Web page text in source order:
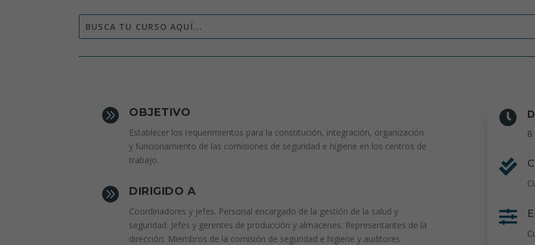
 OBJETIVO
Establecer los requerimientos para la constitución, integración, organización
y funcionamiento de las comisiones de seguridad e higiene en los centros de
trabajo.
 DIRIGIDO A
Coordinadores y jefes. Personal encargado de la gestión de la salud y
seguridad. Jefes y gerentes de producción y almacenes. Representantes de la
dirección. Miembros de la comisión de seguridad e higiene y auditores

8

